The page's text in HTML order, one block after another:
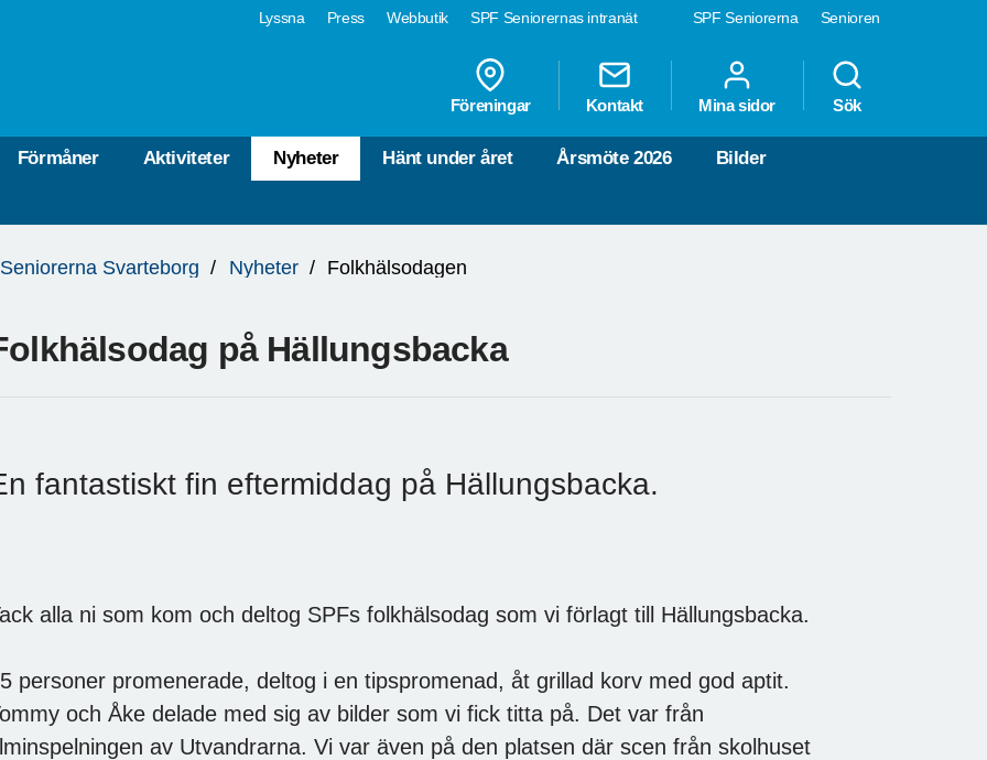
SPF Seniorerna Senioren
Lyssna Press Webbutik SPF Seniorernas intranät
Föreningar Kontakt Mina sidor Sök
Förmåner Aktiviteter Nyheter Hänt under året Årsmöte 2026 Bilder
Svarteborg Nyheter Folkhälsodagen
på Hällungsbacka
fantastiskt fin eftermiddag på Hällungsbacka.
alla ni som kom och deltog SPFs folkhälsodag som vi förlagt till Hällungsbacka.
personer promenerade, deltog i en tipspromenad, åt grillad korv med god aptit.
och Åke delade med sig av bilder som vi fick titta på. Det var från
av Utvandrarna. Vi var även på den platsen där scen från skolhuset